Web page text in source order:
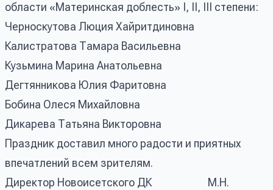
области «Материнская доблесть» I, II, III степени:
Черноскутова Люция Хайритдиновна
Калистратова Тамара Васильевна
Кузьмина Марина Анатольевна
Дегтянникова Юлия Фаритовна
Бобина Олеся Михайловна
Дикарева Татьяна Викторовна
Праздник доставил много радости и приятных
впечатлений всем зрителям.
Директор Новоисетского ДК М.Н.